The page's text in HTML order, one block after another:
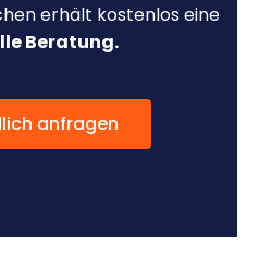
erhält kostenlos eine
Beratung.
anfragen